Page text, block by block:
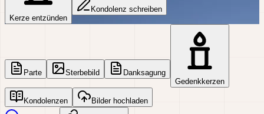
Kerze entzünden
Kondolenz schreiben
Parte Sterbebild
Danksagung
Gedenkkerzen
Kondolenzen Bilder hochladen